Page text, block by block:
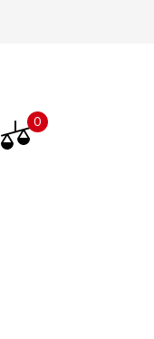
Porovnat
produkty
0